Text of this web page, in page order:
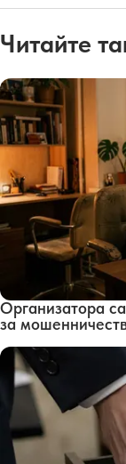
Читайте
Организатора
за